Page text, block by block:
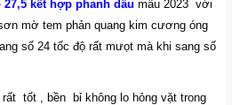
27,5 kết hợp phanh dầu mẫu 2023 với
mờ tem phản quang kim cương óng
số 24 tốc độ rất mưọt mà khi sang số
rất tốt , bền bỉ không lo hỏng vặt trong